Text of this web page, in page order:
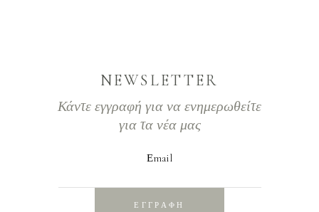
NEWSLETTER
Κάντε εγγραφή για να ενημερωθείτε
για τα νέα μας
Εmail
ΕΓΓΡΑΦΗ